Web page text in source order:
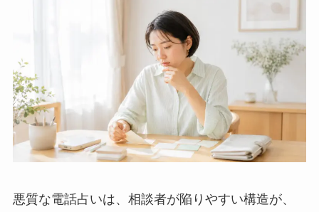
悪質な電話占いは、相談者が陥りやすい構造が、